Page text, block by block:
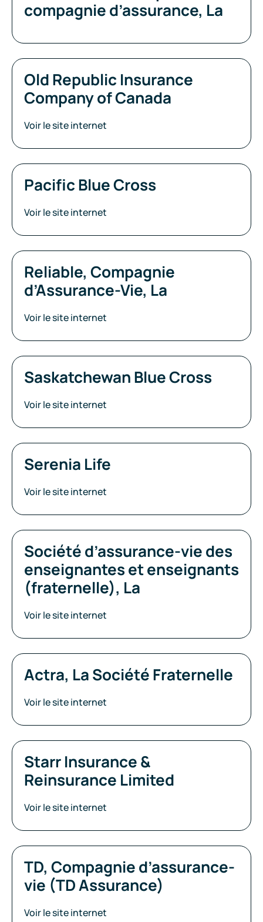
compagnie d’assurance, La
Old Republic Insurance
Company of Canada
Voir le site internet
Pacific Blue Cross
Voir le site internet
Reliable, Compagnie
d’Assurance-Vie, La
Voir le site internet
Saskatchewan Blue Cross
Voir le site internet
Serenia Life
Voir le site internet
Société d’assurance-vie des
enseignantes et enseignants
(fraternelle), La
Voir le site internet
Actra, La Société Fraternelle
Voir le site internet
Starr Insurance &
Reinsurance Limited
Voir le site internet
TD, Compagnie d’assurance-
vie (TD Assurance)
Voir le site internet